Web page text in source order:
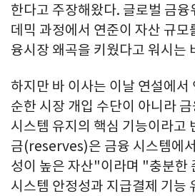
한다고 주장해왔다. 글로벌 금
데믹 과정에서 연준이 자산 규모
융시장 왜곡을 키웠다고 워시는
하지만 바 이사는 이날 연설에서
순한 시장 개입 수단이 아니라
시스템 유지의 핵심 기능이라고
금(reserves)은 금융 시스템에
성이 높은 자산"이라며 "충분한
시스템 안정성과 지급결제 기능